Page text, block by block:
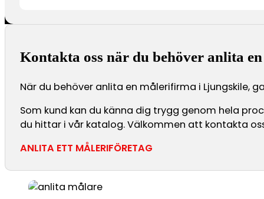
Kontakta oss när du behöver anlita
När du behöver anlita en målerifirma i Ljungskile,
Som kund kan du känna dig trygg genom hela
du hittar i vår katalog. Välkommen att kontakta
ANLITA ETT MÅLERIFÖRETAG